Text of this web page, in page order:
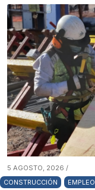
5 AGOSTO, 2026 /
CONSTRUCCIÓN
EMPLEO